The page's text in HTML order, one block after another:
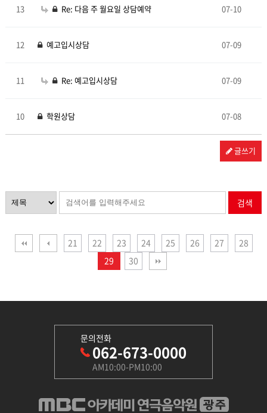
13 Re: 다음 주 월요일 상담예약 07-10
12 예고입시상담 07-09
11 Re: 예고입시상담 07-09
10 학원상담 07-08
글쓰기
검색
21 22 23 24 25 26 27
28
29
30
문의전화
062-673-0000
AM10:00-PM10:00